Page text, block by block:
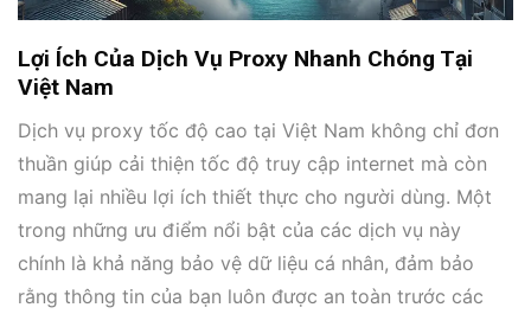
Lợi Ích Của Dịch Vụ Proxy Nhanh Chóng Tại
Việt Nam
Dịch vụ proxy tốc độ cao tại Việt Nam không chỉ đơn
thuần giúp cải thiện tốc độ truy cập internet mà còn
mang lại nhiều lợi ích thiết thực cho người dùng. Một
trong những ưu điểm nổi bật của các dịch vụ này
chính là khả năng bảo vệ dữ liệu cá nhân, đảm bảo
rằng thông tin của bạn luôn được an toàn trước các